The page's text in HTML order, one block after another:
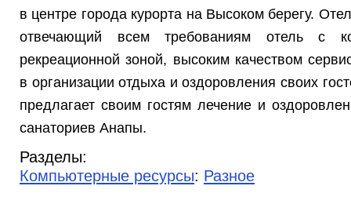
в центре города курорта на Высоком берегу.
отвечающий всем требованиям отель с
рекреационной зоной, высоким качеством
в организации отдыха и оздоровления своих
предлагает своим гостям лечение и
санаториев Анапы.
Разделы:
Компьютерные ресурсы: Разное